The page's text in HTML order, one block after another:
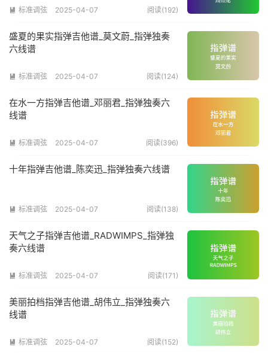
 标准调弦 2025-04-07 阅读(192)
盛夏的果实指弹吉他谱_莫文蔚_指弹独奏
六线谱
 标准调弦 2025-04-07 阅读(124)
在水一方指弹吉他谱_邓丽君_指弹独奏六
线谱
 标准调弦 2025-04-07 阅读(396)
十年指弹吉他谱_陈奕迅_指弹独奏六线谱
 标准调弦 2025-04-07 阅读(138)
天气之子指弹吉他谱_RADWIMPS_指弹独
奏六线谱
 标准调弦 2025-04-07 阅读(171)
美丽拍档指弹吉他谱_胡伟立_指弹独奏六
线谱
 标准调弦 2025-04-07 阅读(152)